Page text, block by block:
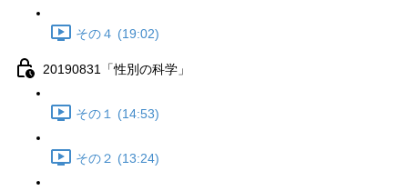
その４ (19:02)
20190831「性別の科学」
その１ (14:53)
その２ (13:24)